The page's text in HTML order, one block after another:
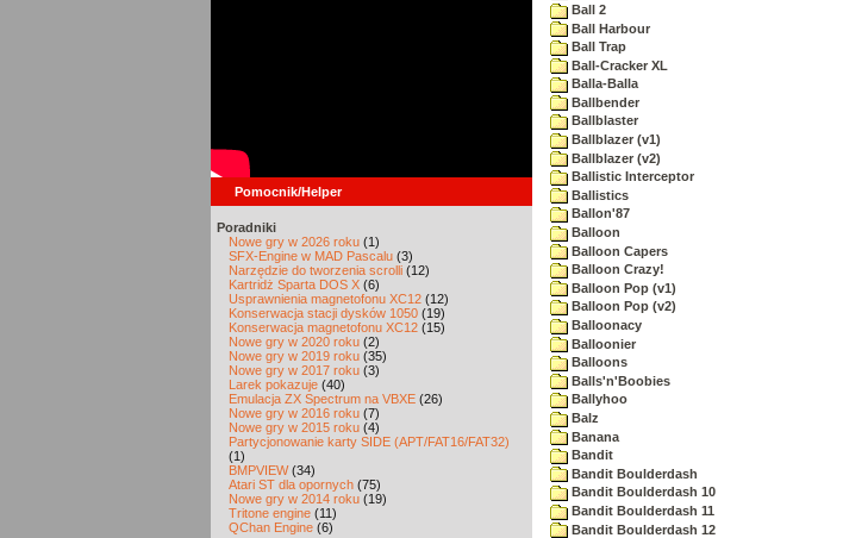
Pomocnik/Helper
Poradniki
Nowe gry w 2026 roku (1)
SFX-Engine w MAD Pascalu (3)
Narzędzie do tworzenia scrolli (12)
Kartridż Sparta DOS X (6)
Usprawnienia magnetofonu XC12 (12)
Konserwacja stacji dysków 1050 (19)
Konserwacja magnetofonu XC12 (15)
Nowe gry w 2020 roku (2)
Nowe gry w 2019 roku (35)
Nowe gry w 2017 roku (3)
Larek pokazuje (40)
Emulacja ZX Spectrum na VBXE (26)
Nowe gry w 2016 roku (7)
Nowe gry w 2015 roku (4)
Partycjonowanie karty SIDE (APT/FAT16/FAT32)
(1)
BMPVIEW(34)
Atari ST dla opornych (75)
Nowe gry w 2014 roku (19)
Tritone engine (11)
QChan Engine (6)
Ball 2
Ball Harbour
Ball Trap
Ball-Cracker XL
Balla-Balla
Ballbender
Ballblaster
Ballblazer (v1)
Ballblazer (v2)
Ballistic Interceptor
Ballistics
Ballon'87
Balloon
Balloon Capers
Balloon Crazy!
Balloon Pop (v1)
Balloon Pop (v2)
Balloonacy
Balloonier
Balloons
Balls'n'Boobies
Ballyhoo
Balz
Banana
Bandit
Bandit Boulderdash
Bandit Boulderdash 10
Bandit Boulderdash 11
Bandit Boulderdash 12